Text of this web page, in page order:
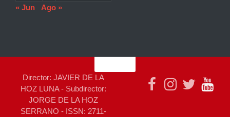
« Jun
Ago »
Director: JAVIER DE LA
HOZ LUNA - Subdirector:
JORGE DE LA HOZ
SERRANO - ISSN: 2711-